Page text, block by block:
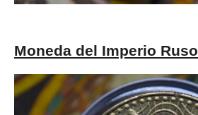
Moneda del Imperio Ruso